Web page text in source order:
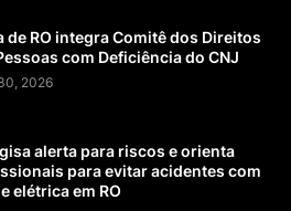
de RO integra Comitê dos Direitos
com Deficiência do CNJ
2026
alerta para riscos e orienta
para evitar acidentes com
elétrica em RO